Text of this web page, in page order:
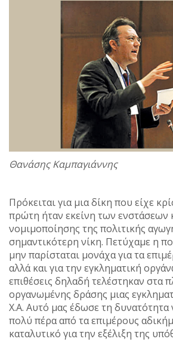
Θανάσης Καμπαγιάννης
Πρόκειται για μια δίκη που είχε
πρώτη ήταν εκείνη των ενστάσεων
νομιμοποίησης της πολιτικής
σημαντικότερη νίκη. Πετύχαμε η
μην παρίσταται μονάχα για τα
αλλά και για την εγκληματική
επιθέσεις δηλαδή τελέστηκαν στα
οργανωμένης δράσης μιας
Χ.Α. Αυτό μας έδωσε τη δυνατότητα
πολύ πέρα από τα επιμέρους
καταλυτικό για την εξέλιξη της